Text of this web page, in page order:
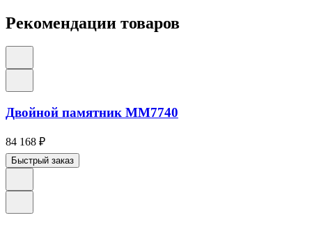
Рекомендации товаров
Двойной памятник ММ7740
84 168 ₽
Быстрый заказ